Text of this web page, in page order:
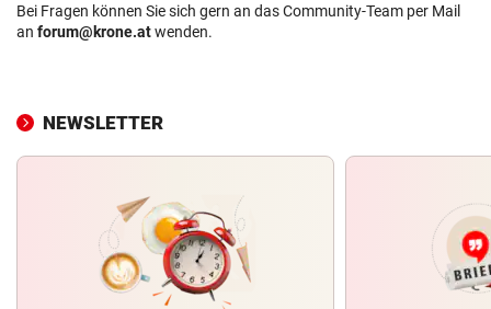
Bei Fragen können Sie sich gern an das Community-Team per Mail
an forum@krone.atwenden.
NEWSLETTER